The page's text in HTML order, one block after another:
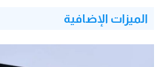
الميزات الإضافية